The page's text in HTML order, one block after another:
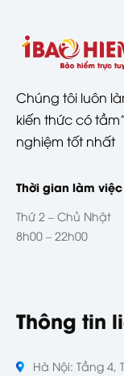
Chúng tôi luôn
kiến thức có
nghiệm tốt nhất
Thời gian làm việc
Thứ 2 – Chủ Nhật
8h00 – 22h00
Thông tin
Hà Nội: Tầng 4,